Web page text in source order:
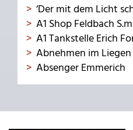
‘Der mit dem Licht
A1 Shop Feldbach
A1 Tankstelle Erich
Abnehmen im Liegen
Absenger Emmerich